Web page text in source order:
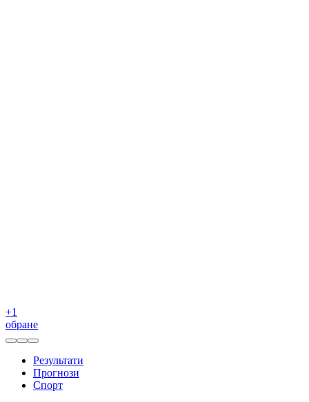
+1
обране
Результати
Прогнози
Спорт